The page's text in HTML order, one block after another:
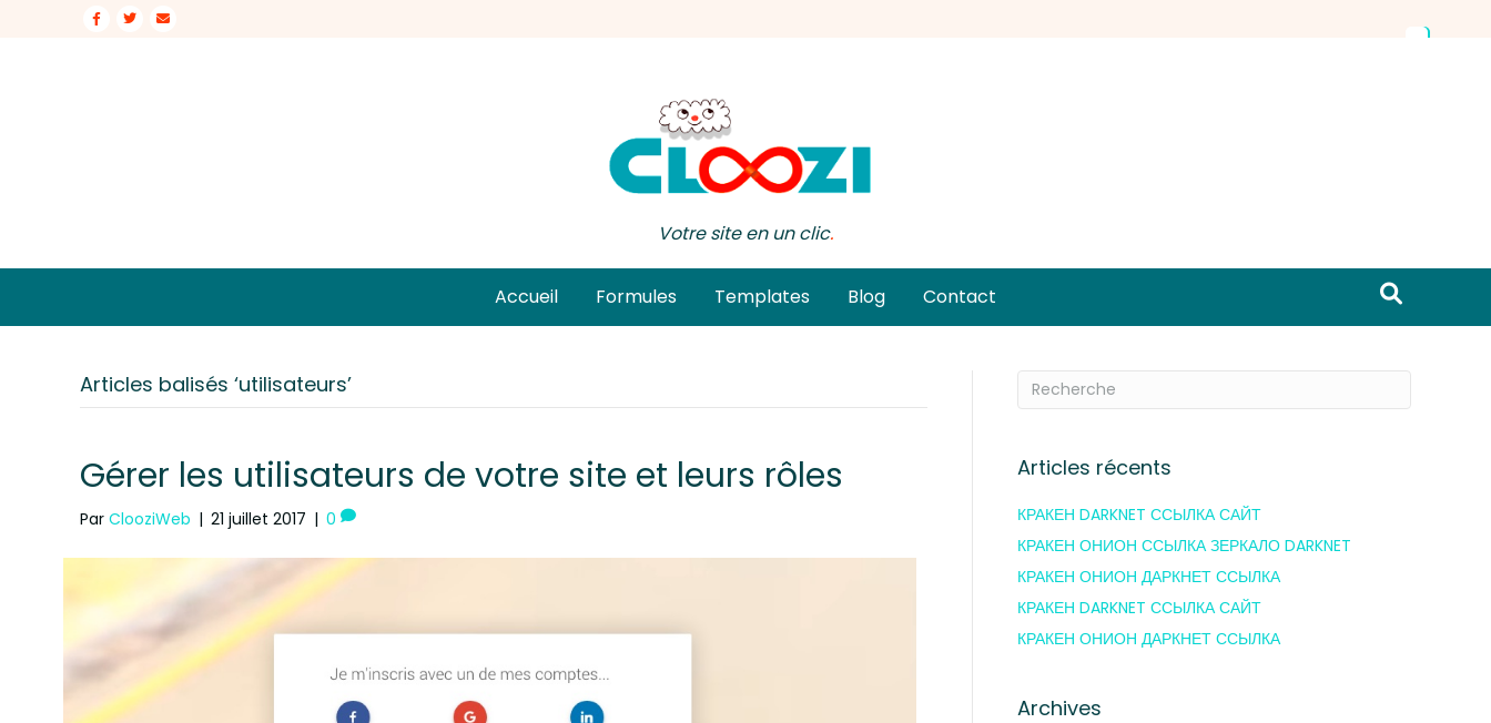
Facebook
Twitter Email
Votre site en un clic.
Accueil Formules Templates Blog Contact
Articles balisés ‘utilisateurs’
Gérer les utilisateurs de votre site et leurs rôles
Par ClooziWeb | 21 juillet 2017 | 0
Articles récents
КРАКЕН DARKNET ССЫЛКА САЙТ
КРАКЕН ОНИОН ССЫЛКА ЗЕРКАЛО DARKNET
КРАКЕН ОНИОН ДАРКНЕТ ССЫЛКА
КРАКЕН DARKNET ССЫЛКА САЙТ
КРАКЕН ОНИОН ДАРКНЕТ ССЫЛКА
Archives